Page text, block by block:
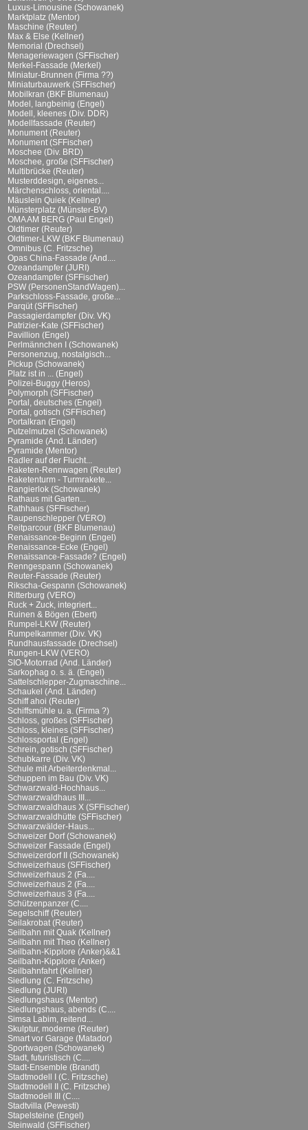
Luxus-Limousine (Schowanek)
Marktplatz (Mentor)
Maschine (Reuter)
Max & Else (Kellner)
Memorial (Drechsel)
Menageriewagen (SFFischer)
Merkel-Fassade (Merkel)
Miniatur-Brunnen (Firma ??)
Miniaturbauwerk (SFFischer)
Mobilkran (BKF Blumenau)
Model, langbeinig (Engel)
Modell, kleenes (Div. DDR)
Modellfassade (Reuter)
Monument (Reuter)
Monument (SFFischer)
Moschee (Div. BRD)
Moschee, große (SFFischer)
Multibrücke (Reuter)
Musterddesign, eigenes...
Märchenschloss, oriental....
Mäuslein Quiek (Kellner)
Münsterplatz (Münster-BV)
OMA AM BERG (Paul Engel)
Oldtimer (Reuter)
Oldtimer-LKW (BKF Blumenau)
Omnibus (C. Fritzsche)
Opas China-Fassade (And....
Ozeandampfer (JURI)
Ozeandampfer (SFFischer)
PSW (PersonenStandWagen)...
Parkschloss-Fassade, große...
Parqüt (SFFischer)
Passagierdampfer (Div. VK)
Patrizier-Kate (SFFischer)
Pavillion (Engel)
Perlmännchen I (Schowanek)
Personenzug, nostalgisch...
Pickup (Schowanek)
Platz ist in ... (Engel)
Polizei-Buggy (Heros)
Polymorph (SFFischer)
Portal, deutsches (Engel)
Portal, gotisch (SFFischer)
Portalkran (Engel)
Putzelmutzel (Schowanek)
Pyramide (And. Länder)
Pyramide (Mentor)
Radler auf der Flucht...
Raketen-Rennwagen (Reuter)
Raketenturm - Turmrakete...
Rangierlok (Schowanek)
Rathaus mit Garten...
Rathhaus (SFFischer)
Raupenschlepper (VERO)
Reitparcour (BKF Blumenau)
Renaissance-Beginn (Engel)
Renaissance-Ecke (Engel)
Renaissance-Fassade? (Engel)
Renngespann (Schowanek)
Reuter-Fassade (Reuter)
Rikscha-Gespann (Schowanek)
Ritterburg (VERO)
Ruck + Zuck, integriert...
Ruinen & Bögen (Ebert)
Rumpel-LKW (Reuter)
Rumpelkammer (Div. VK)
Rundhausfassade (Drechsel)
Rungen-LKW (VERO)
SIO-Motorrad (And. Länder)
Sarkophag o. s. ä. (Engel)
Sattelschlepper-Zugmaschine...
Schaukel (And. Länder)
Schiff ahoi (Reuter)
Schiffsmühle u. a. (Firma ?)
Schloss, großes (SFFischer)
Schloss, kleines (SFFischer)
Schlossportal (Engel)
Schrein, gotisch (SFFischer)
Schubkarre (Div. VK)
Schule mit Arbeiterdenkmal...
Schuppen im Bau (Div. VK)
Schwarzwald-Hochhaus...
Schwarzwaldhaus III...
Schwarzwaldhaus X (SFFischer)
Schwarzwaldhütte (SFFischer)
Schwarzwälder-Haus...
Schweizer Dorf (Schowanek)
Schweizer Fassade (Engel)
Schweizerdorf II (Schowanek)
Schweizerhaus (SFFischer)
Schweizerhaus 2 (Fa....
Schweizerhaus 2 (Fa....
Schweizerhaus 3 (Fa....
Schützenpanzer (C....
Segelschiff (Reuter)
Seilakrobat (Reuter)
Seilbahn mit Quak (Kellner)
Seilbahn mit Theo (Kellner)
Seilbahn-Kipplore (Anker)&&1
Seilbahn-Kipplore (Anker)
Seilbahnfahrt (Kellner)
Siedlung (C. Fritzsche)
Siedlung (JURI)
Siedlungshaus (Mentor)
Siedlungshaus, abends (C....
Simsa Labim, reitend...
Skulptur, moderne (Reuter)
Smart vor Garage (Matador)
Sportwagen (Schowanek)
Stadt, futuristisch (C....
Stadt-Ensemble (Brandt)
Stadtmodell I (C. Fritzsche)
Stadtmodell II (C. Fritzsche)
Stadtmodell III (C....
Stadtvilla (Pewesti)
Stapelsteine (Engel)
Steinwald (SFFischer)